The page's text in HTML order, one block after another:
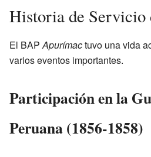
Historia de
El BAPApurímactuvo una vida
varios eventos importantes.
Participación en la
Peruana (1856-1858)